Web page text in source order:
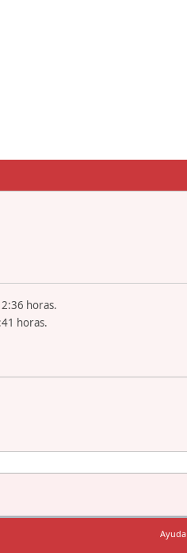
horas.
horas.
Ayuda